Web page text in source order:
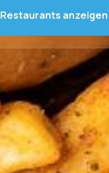
Restaurants anzeigen